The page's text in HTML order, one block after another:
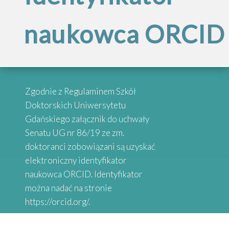
szkół doktorskich
Przypominamy, że po reorganizacji
Szkół Doktorskich UG obsługą
administracyjną zajmują się
wybrane osoby przy danych
Wydziałach
naukowca ORCID
Zgodnie z Regulaminem Szkół
Doktorskich Uniwersytetu
Gdańskiego załącznik do uchwały
Senatu UG nr 86/19 ze zm.
doktoranci zobowiązani są uzyskać
elektroniczny identyfikator
naukowca ORCID. Identyfikator
można nadać na stronie
https://orcid.org/.
Szkół
Doktorskich
Uniwersytetu
Gdańskiego”
historie
absolwentów
zapoznania się z historiami osób,
które uzyskały stopień doktora.
Absolwenci studiów doktoranckich
SEA-EU DOC opowiadają o swoich